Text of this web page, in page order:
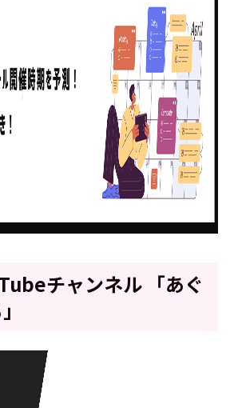
チャンネル 「あぐ